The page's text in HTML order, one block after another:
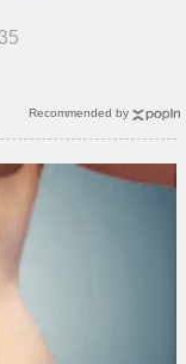
Recommended by